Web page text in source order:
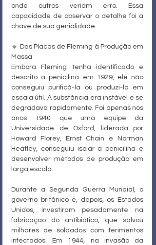
onde outros veriam erro. Essa
capacidade de observar o detalhe foi a
chave de sua genialidade.
🔹 Das Placas de Fleming à Produção em
Massa
Embora Fleming tenha identificado e
descrito a penicilina em 1929, ele não
conseguiu purificá-la ou produzi-la em
escala útil. A substância era instável e se
degradava rapidamente. Foi apenas nos
anos 1940 que uma equipe da
Universidade de Oxford, liderada por
Howard Florey, Ernst Chain e Norman
Heatley, conseguiu isolar a penicilina e
desenvolver métodos de produção em
larga escala.
Durante a Segunda Guerra Mundial, o
governo britânico e, depois, os Estados
Unidos, investiram pesadamente na
fabricação do antibiótico, que salvou
milhares de soldados com ferimentos
infectados. Em 1944, na invasão da